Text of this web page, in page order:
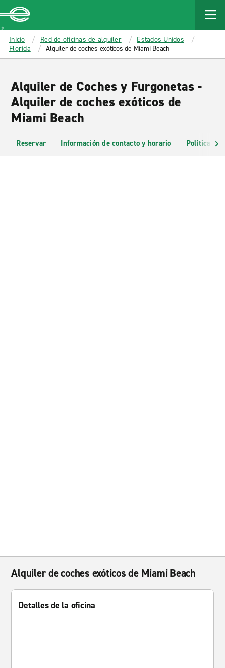
MAIN
CONTENT
Enterprise
Inicio Red de oficinas de alquiler
Estados Unidos
Florida
Alquiler de coches exóticos de Miami Beach
Alquiler de Coches y Furgonetas -
Alquiler de coches exóticos de
Miami Beach
Reservar Información de contacto y horario Políticas
Alquiler de coches exóticos de Miami Beach
Detalles de la oficina